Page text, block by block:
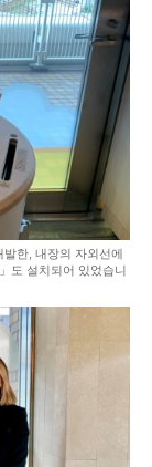
한, 내장의 자외선에
도 설치되어 있었습니